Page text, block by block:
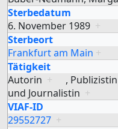
Sterbedatum
6. November 1989 +
Sterbeort
Frankfurt am Main +
Tätigkeit
Autorin + , Publizistin
und Journalistin +
VIAF-ID
29552727 +